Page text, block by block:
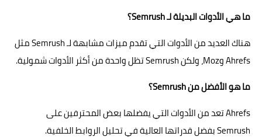
ما هي الأدوات البديلة لـ Semrush؟
هناك العديد من الأدوات التي تقدم ميزات مشابهة لـ Semrush مثل
Ahrefs وMoz، ولكن Semrush تظل واحدة من أكثر الأدوات شمولية.
ما هو الأفضل من Semrush؟
Ahrefs تعد من الأدوات التي يفضلها بعض المحترفين على
Semrush بفضل قدراتها العالية في تحليل الروابط الخلفية.